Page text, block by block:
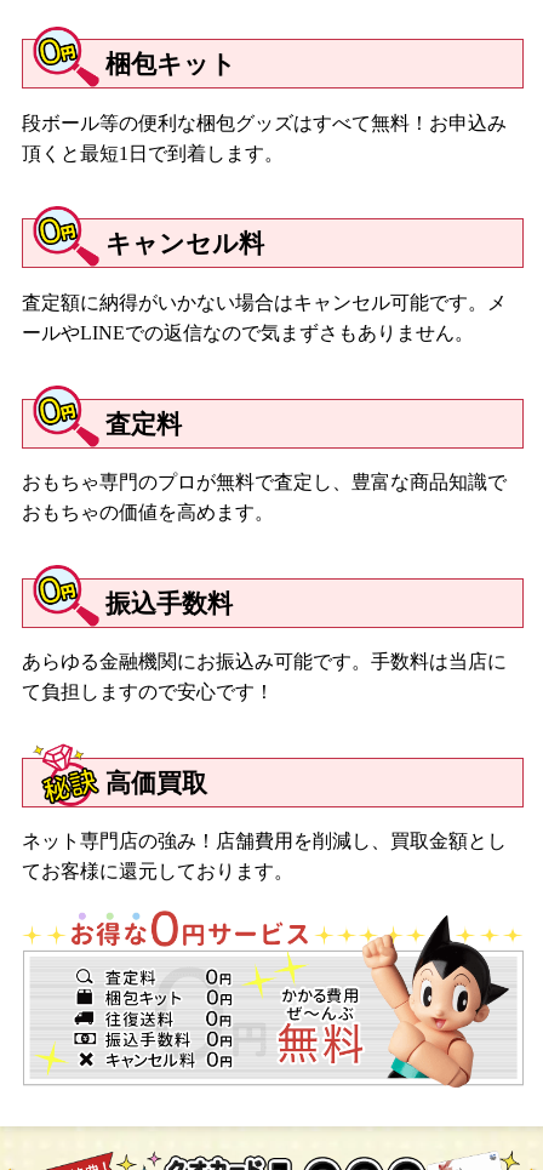
梱包キット
段ボール等の便利な梱包グッズはすべて無料！お申込み
頂くと最短1日で到着します。
キャンセル料
査定額に納得がいかない場合はキャンセル可能です。メ
ールやLINEでの返信なので気まずさもありません。
査定料
おもちゃ専門のプロが無料で査定し、豊富な商品知識で
おもちゃの価値を高めます。
振込手数料
あらゆる金融機関にお振込み可能です。手数料は当店に
て負担しますので安心です！
高価買取
ネット専門店の強み！店舗費用を削減し、買取金額とし
てお客様に還元しております。